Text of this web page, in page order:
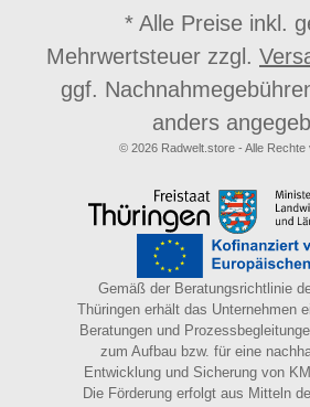
* Alle Preise inkl.
Mehrwertsteuer zzgl.
ggf.
anders
© 2026 Radwelt.store - Alle Rechte
Gemäß der Beratungsrichtlinie
Thüringen erhält das Unternehmen
Beratungen und
zum Aufbau bzw. für eine
Entwicklung und Sicherung von
Die Förderung erfolgt aus Mitteln